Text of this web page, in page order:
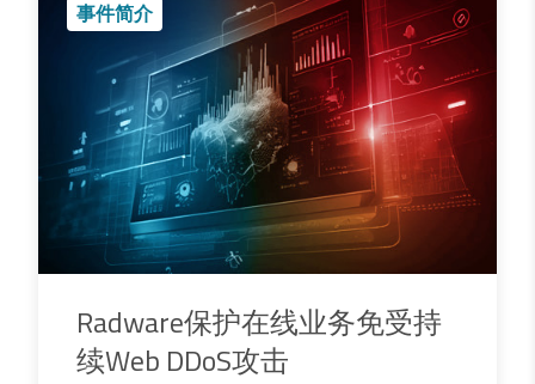
事件简介
Radware保护在线业务免受持
续Web DDoS攻击